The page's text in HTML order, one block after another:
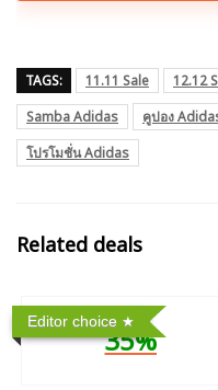
TAGS: 11.11 Sale 12.12
Samba Adidas
คูปอง
โปรโมชั่น Adidas
Related deals
Editor choice
35%